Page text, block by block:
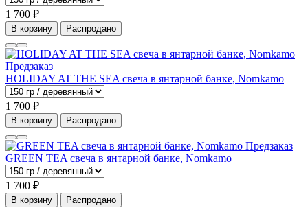
1 700 ₽
В корзину Распродано
Предзаказ
HOLIDAY AT THE SEA свеча в янтарной банке, Nomkamo
1 700 ₽
В корзину Распродано
Предзаказ
GREEN TEA свеча в янтарной банке, Nomkamo
1 700 ₽
В корзину Распродано